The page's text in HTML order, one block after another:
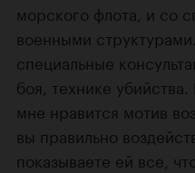
морского флота, и со
военными
специальные
боя, технике
мне нравится мотив
вы правильно
показываете ей все,